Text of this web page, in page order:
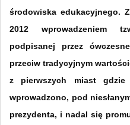
środowiska edukacyjnego.
2012 wprowadzeniem
podpisanej przez
przeciw tradycyjnym
z pierwszych miast gdzie
wprowadzono, pod
prezydenta, i nadal się